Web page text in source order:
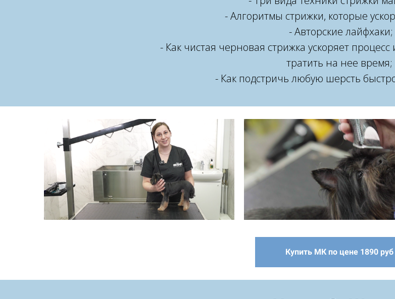
- Алгоритмы стрижки, которые
- Авторские лайфхаки;
- Как чистая черновая стрижка ускоряет
тратить на нее время;
- Как подстричь любую шерсть
Купить МК по цене 1890 руб